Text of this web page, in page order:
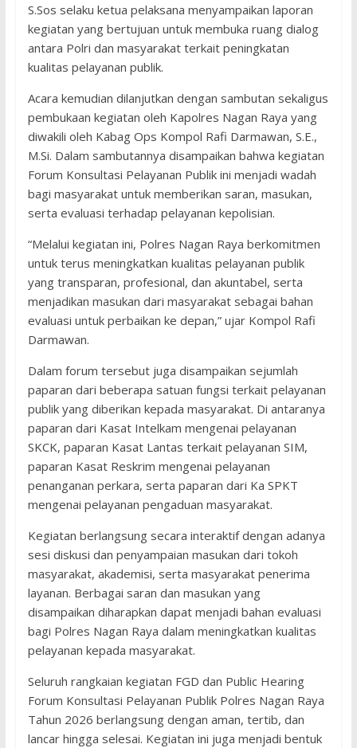
S.Sos selaku ketua pelaksana menyampaikan laporan
kegiatan yang bertujuan untuk membuka ruang dialog
antara Polri dan masyarakat terkait peningkatan
kualitas pelayanan publik.
Acara kemudian dilanjutkan dengan sambutan sekaligus
pembukaan kegiatan oleh Kapolres Nagan Raya yang
diwakili oleh Kabag Ops Kompol Rafi Darmawan, S.E.,
M.Si. Dalam sambutannya disampaikan bahwa kegiatan
Forum Konsultasi Pelayanan Publik ini menjadi wadah
bagi masyarakat untuk memberikan saran, masukan,
serta evaluasi terhadap pelayanan kepolisian.
“Melalui kegiatan ini, Polres Nagan Raya berkomitmen
untuk terus meningkatkan kualitas pelayanan publik
yang transparan, profesional, dan akuntabel, serta
menjadikan masukan dari masyarakat sebagai bahan
evaluasi untuk perbaikan ke depan,” ujar Kompol Rafi
Darmawan.
Dalam forum tersebut juga disampaikan sejumlah
paparan dari beberapa satuan fungsi terkait pelayanan
publik yang diberikan kepada masyarakat. Di antaranya
paparan dari Kasat Intelkam mengenai pelayanan
SKCK, paparan Kasat Lantas terkait pelayanan SIM,
paparan Kasat Reskrim mengenai pelayanan
penanganan perkara, serta paparan dari Ka SPKT
mengenai pelayanan pengaduan masyarakat.
Kegiatan berlangsung secara interaktif dengan adanya
sesi diskusi dan penyampaian masukan dari tokoh
masyarakat, akademisi, serta masyarakat penerima
layanan. Berbagai saran dan masukan yang
disampaikan diharapkan dapat menjadi bahan evaluasi
bagi Polres Nagan Raya dalam meningkatkan kualitas
pelayanan kepada masyarakat.
Seluruh rangkaian kegiatan FGD dan Public Hearing
Forum Konsultasi Pelayanan Publik Polres Nagan Raya
Tahun 2026 berlangsung dengan aman, tertib, dan
lancar hingga selesai. Kegiatan ini juga menjadi bentuk